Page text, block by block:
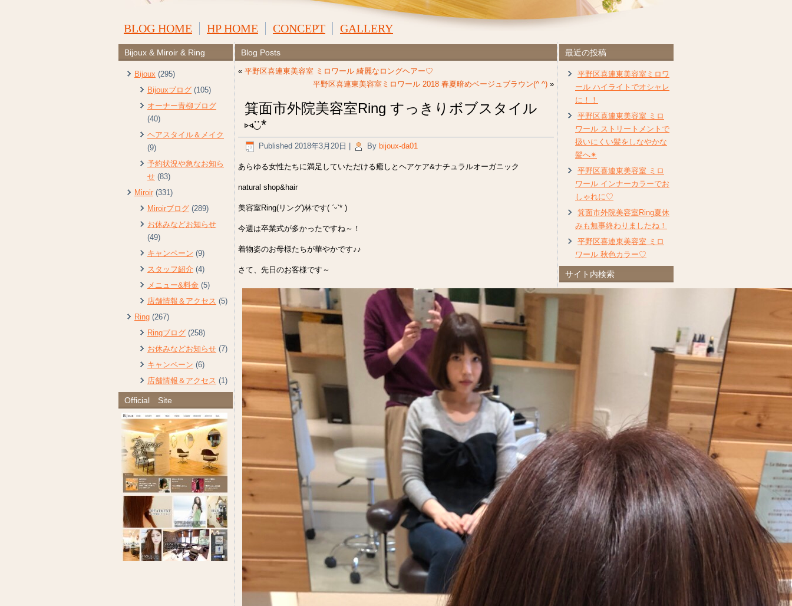
BLOG HOME HP HOME CONCEPT GALLERY
Bijoux & Miroir & Ring
Bijoux (295)
Bijouxブログ (105)
オーナー青柳ブログ
(40)
ヘアスタイル＆メイク
(9)
予約状況や急なお知ら
せ (83)
Miroir (331)
Miroirブログ (289)
お休みなどお知らせ
(49)
キャンペーン (9)
スタッフ紹介 (4)
メニュー&料金 (5)
店舗情報＆アクセス (5)
Ring (267)
Ringブログ (258)
お休みなどお知らせ (7)
キャンペーン (6)
店舗情報＆アクセス (1)
Official Site
Blog Posts
« 平野区喜連東美容室 ミロワール 綺麗なロングヘアー♡
平野区喜連東美容室ミロワール 2018 春夏暗めベージュブラウン(^ ^) »
箕面市外院美容室Ring すっきりボブスタイル
⑅︎◡̈︎*
Published 2018年3月20日 By bijoux-da01
あらゆる女性たちに満足していただける癒しとヘアケア&ナチュラルオーガニック
natural shop&hair
美容室Ring(リング)林です( ˊᵕˋ* )
今週は卒業式が多かったですね～！
着物姿のお母様たちが華やかです♪♪
さて、先日のお客様です～
最近の投稿
平野区喜連東美容室ミロワ
ール ハイライトでオシャレ
に！！
平野区喜連東美容室 ミロ
ワール ストリートメントで
扱いにくい髪をしなやかな
髪へ✴︎
平野区喜連東美容室 ミロ
ワール インナーカラーでお
しゃれに♡
箕面市外院美容室Ring夏休
みも無事終わりましたね！
平野区喜連東美容室 ミロ
ワール 秋色カラー♡
サイト内検索